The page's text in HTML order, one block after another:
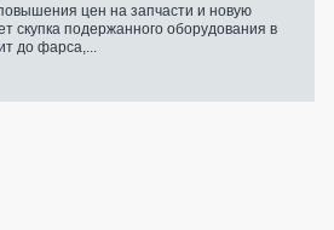
цен на запчасти и новую
скупка подержанного оборудования в
до фарса,...